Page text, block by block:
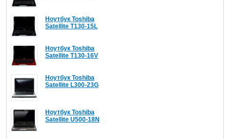
Ноутбук Toshiba
Satellite T130-15L
Ноутбук Toshiba
Satellite T130-16V
Ноутбук Toshiba
Satellite L300-23G
Ноутбук Toshiba
Satellite U500-18N